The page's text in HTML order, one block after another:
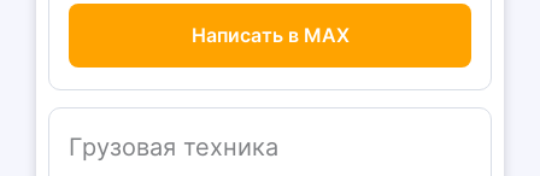
Написать в MAX
Грузовая техника